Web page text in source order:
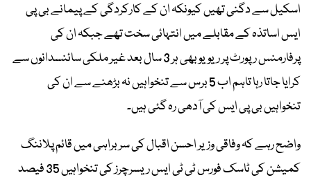
اسکیل سے دگنی تھیں کیونکہ ان کے کارکردگی کے پیمانے بی پی
ایس اساتذہ کے مقابلے میں انتہائی سخت تھے جبکہ ان کی
پرفارمنس رپورٹ پر ریویو بھی ہر 3 سال بعد غیر ملکی سائنسدانوں سے
کرایا جاتا رہا تاہم اب 5 برس سے تنخواہیں نہ بڑھنے سے ان کی
تنخواہیں بی پی ایس کی آدھی رہ گئی ہیں۔
واضح رہے کہ وفاقی وزیر احسن اقبال کی سربراہی میں قائم پلاننگ
کمیشن کی ٹاسک فورس ٹی ٹی ایس ریسرچرز کی تنخواہیں 35 فیصد